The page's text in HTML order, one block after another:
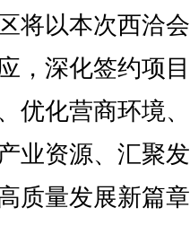
以本次西洽会
，深化签约项
优化营商环境
业资源、汇聚
质量发展新篇